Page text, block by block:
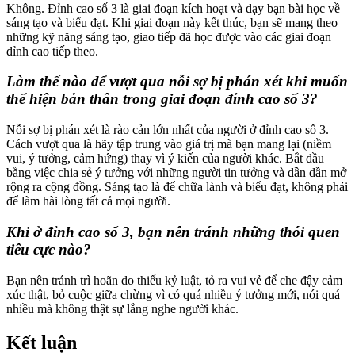
Không. Đỉnh cao số 3 là giai đoạn kích hoạt và dạy bạn bài học về
sáng tạo và biểu đạt. Khi giai đoạn này kết thúc, bạn sẽ mang theo
những kỹ năng sáng tạo, giao tiếp đã học được vào các giai đoạn
đỉnh cao tiếp theo.
Làm thế nào để vượt qua nỗi sợ bị phán xét khi muốn
thể hiện bản thân trong giai đoạn đỉnh cao số 3?
Nỗi sợ bị phán xét là rào cản lớn nhất của người ở đỉnh cao số 3.
Cách vượt qua là hãy tập trung vào giá trị mà bạn mang lại (niềm
vui, ý tưởng, cảm hứng) thay vì ý kiến của người khác. Bắt đầu
bằng việc chia sẻ ý tưởng với những người tin tưởng và dần dần mở
rộng ra cộng đồng. Sáng tạo là để chữa lành và biểu đạt, không phải
để làm hài lòng tất cả mọi người.
Khi ở đỉnh cao số 3, bạn nên tránh những thói quen
tiêu cực nào?
Bạn nên tránh trì hoãn do thiếu kỷ luật, tỏ ra vui vẻ để che đậy cảm
xúc thật, bỏ cuộc giữa chừng vì có quá nhiều ý tưởng mới, nói quá
nhiều mà không thật sự lắng nghe người khác.
Kết luận